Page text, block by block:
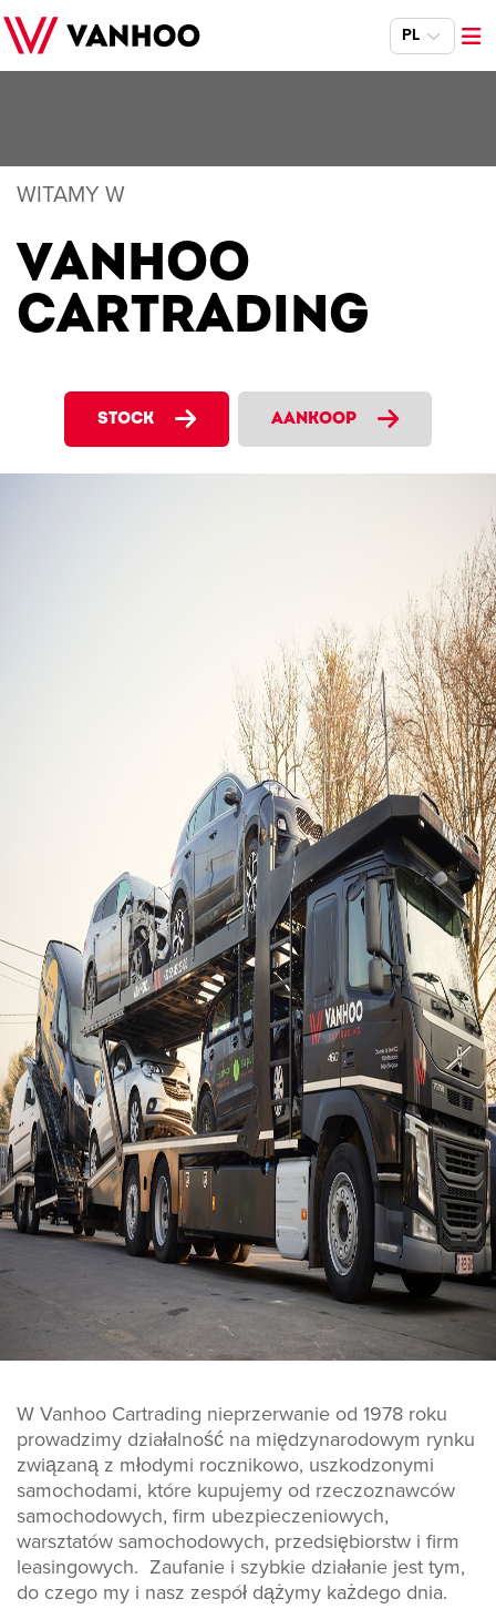
PL
WITAMY W
VANHOO
CARTRADING
STOCK AANKOOP
W Vanhoo Cartrading nieprzerwanie od 1978 roku
prowadzimy działalność na międzynarodowym rynku
związaną z młodymi rocznikowo, uszkodzonymi
samochodami, które kupujemy od rzeczoznawców
samochodowych, firm ubezpieczeniowych,
warsztatów samochodowych, przedsiębiorstw i firm
leasingowych. Zaufanie i szybkie działanie jest tym,
do czego my i nasz zespół dążymy każdego dnia.